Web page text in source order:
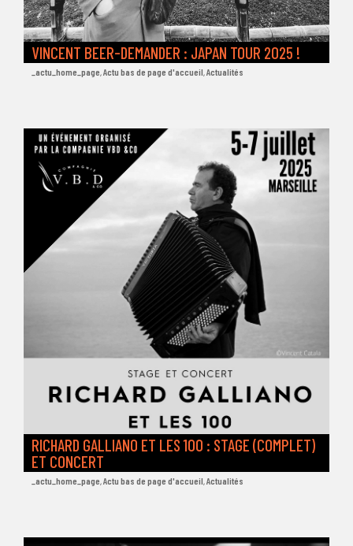
VINCENT BEER-DEMANDER : JAPAN TOUR 2025 !
_actu_home_page Actu bas de page d'accueil Actualités
RICHARD GALLIANO ET LES 100 : STAGE (COMPLET)
ET CONCERT
_actu_home_page Actu bas de page d'accueil Actualités